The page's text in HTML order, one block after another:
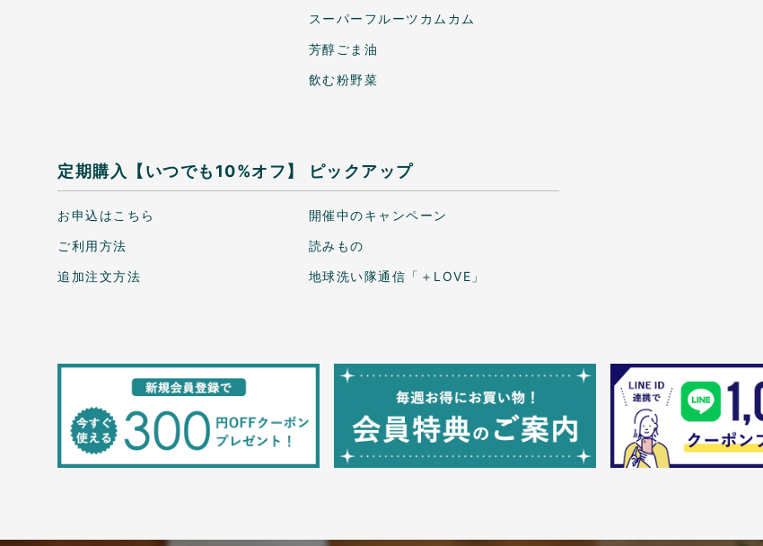
スーパーフルーツカムカム
芳醇ごま油
飲む粉野菜
定期購入【いつでも10%オフ】
お申込はこちら
ご利用方法
追加注文方法
ピックアップ
開催中のキャンペーン
読みもの
地球洗い隊通信「＋LOVE」